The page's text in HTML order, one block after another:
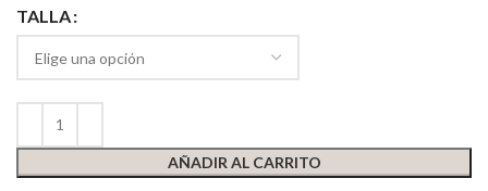
TALLA
AÑADIR AL CARRITO